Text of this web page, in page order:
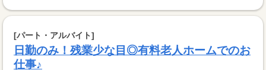
[パート・アルバイト]
日勤のみ！残業少な目◎有料老人ホームでのお
仕事♪